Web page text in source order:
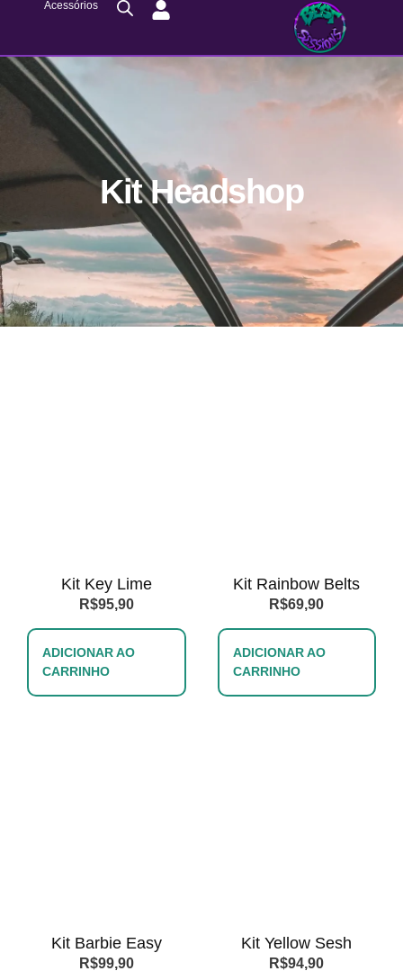
Acessórios
Kit Headshop
Kit Key Lime
R$95,90
ADICIONAR AO
CARRINHO
Kit Rainbow Belts
R$69,90
ADICIONAR AO
CARRINHO
Kit Barbie Easy
R$99,90
Kit Yellow Sesh
R$94,90